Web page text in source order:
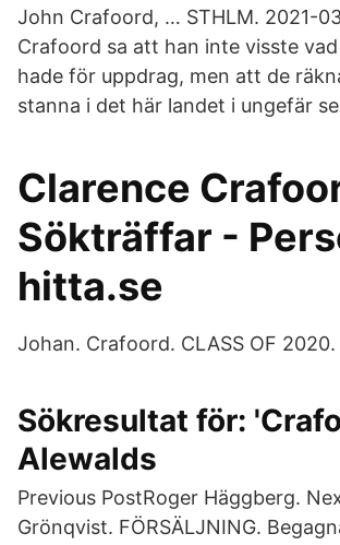
John Crafoord, … STHLM. 2021-
Crafoord sa att han inte visste
hade för uppdrag, men att de
stanna i det här landet i ungefär
Clarence
Sökträffar -
hitta.se
Johan. Crafoord. CLASS OF 2020.
Sökresultat för:
Alewalds
Previous PostRoger Häggberg.
Grönqvist. FÖRSÄLJNING.